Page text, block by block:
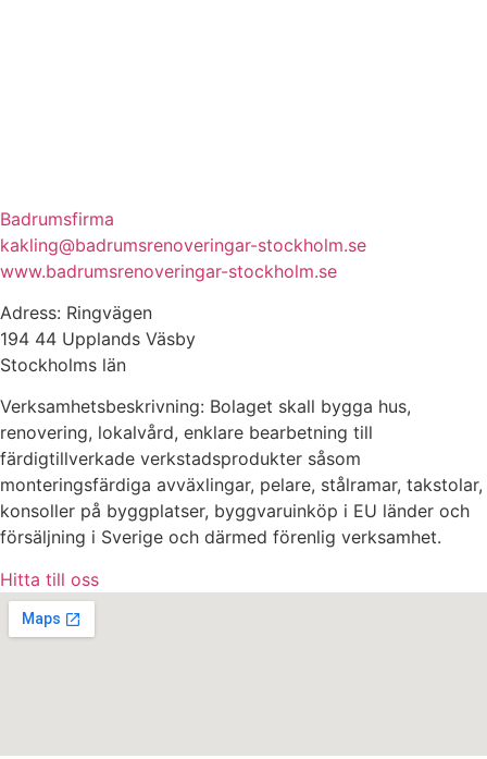
Badrumsfirma
kakling@badrumsrenoveringar-stockholm.se
www.badrumsrenoveringar-stockholm.se
Adress: Ringvägen
194 44 Upplands Väsby
Stockholms län
Verksamhetsbeskrivning: Bolaget skall bygga hus,
renovering, lokalvård, enklare bearbetning till
färdigtillverkade verkstadsprodukter såsom
monteringsfärdiga avväxlingar, pelare, stålramar, takstolar,
konsoller på byggplatser, byggvaruinköp i EU länder och
försäljning i Sverige och därmed förenlig verksamhet.
Hitta till oss